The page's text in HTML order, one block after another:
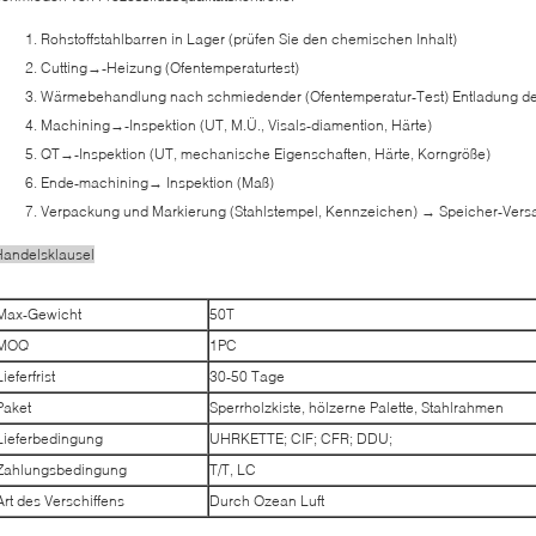
Rohstoffstahlbarren in Lager (prüfen Sie den chemischen Inhalt)
Cutting→-Heizung (Ofentemperaturtest)
Wärmebehandlung nach schmiedender (Ofentemperatur-Test) Entladung
Machining→-Inspektion (UT, M.Ü., Visals-diamention, Härte)
QT→-Inspektion (UT, mechanische Eigenschaften, Härte, Korngröße)
Ende-machining→ Inspektion (Maß)
Verpackung und Markierung (Stahlstempel, Kennzeichen) → Speicher-
Gewicht
50T
1PC
30-50 Tage
Sperrholzkiste, hölzerne Palette, Stahlrahmen
UHRKETTE; CIF; CFR; DDU;
T/T, LC
des Verschiffens
Durch Ozean Luft